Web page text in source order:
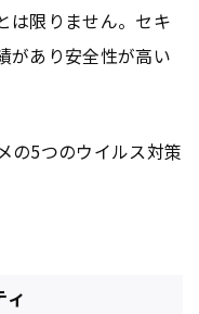
は限りません。セキ
があり安全性が高い
の5つのウイルス対策